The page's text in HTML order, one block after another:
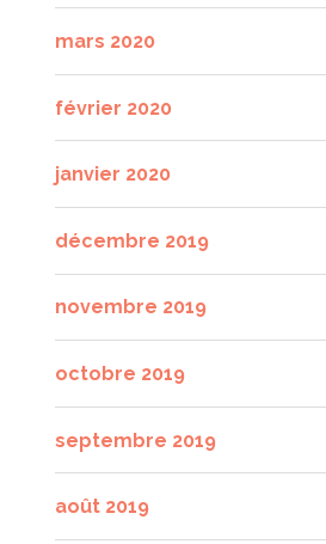
mars 2020
février 2020
janvier 2020
décembre 2019
novembre 2019
octobre 2019
septembre 2019
août 2019